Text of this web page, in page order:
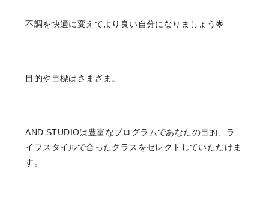
不調を快適に変えてより良い自分になりましょう🌟
目的や目標はさまざま。
AND STUDIOは豊富なプログラムであなたの目的、ラ
イフスタイルで合ったクラスをセレクトしていただけま
す。